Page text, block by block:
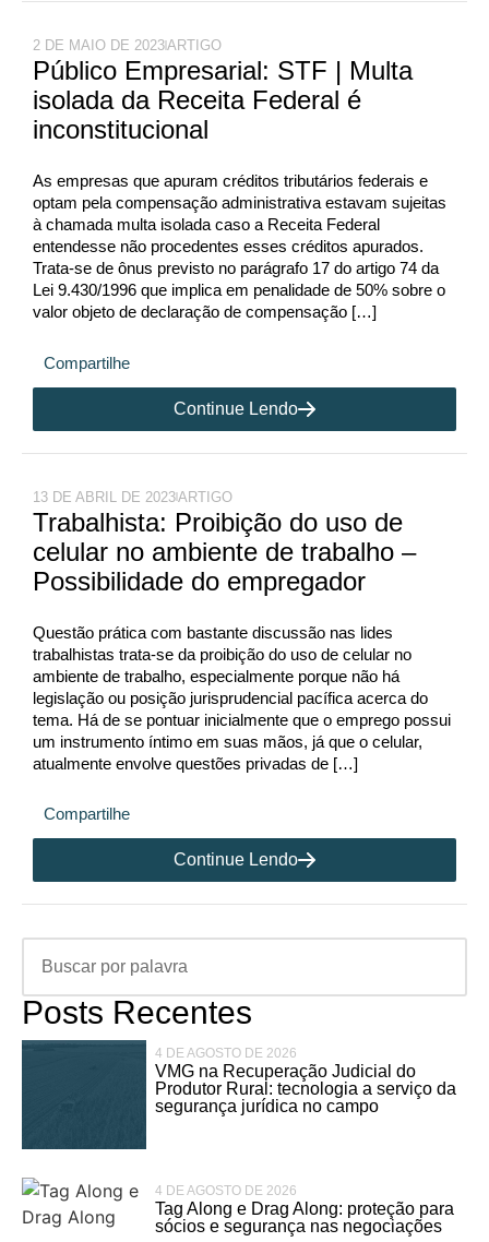
2 DE MAIO DE 2023ARTIGO
Público Empresarial: STF | Multa
isolada da Receita Federal é
inconstitucional
As empresas que apuram créditos tributários federais e
optam pela compensação administrativa estavam sujeitas
à chamada multa isolada caso a Receita Federal
entendesse não procedentes esses créditos apurados.
Trata-se de ônus previsto no parágrafo 17 do artigo 74 da
Lei 9.430/1996 que implica em penalidade de 50% sobre o
valor objeto de declaração de compensação […]
Compartilhe
Continue Lendo
13 DE ABRIL DE 2023ARTIGO
Trabalhista: Proibição do uso de
celular no ambiente de trabalho –
Possibilidade do empregador
Questão prática com bastante discussão nas lides
trabalhistas trata-se da proibição do uso de celular no
ambiente de trabalho, especialmente porque não há
legislação ou posição jurisprudencial pacífica acerca do
tema. Há de se pontuar inicialmente que o emprego possui
um instrumento íntimo em suas mãos, já que o celular,
atualmente envolve questões privadas de […]
Compartilhe
Continue Lendo
Posts Recentes
4 DE AGOSTO DE 2026
VMG na Recuperação Judicial do
Produtor Rural: tecnologia a serviço da
segurança jurídica no campo
4 DE AGOSTO DE 2026
Tag Along e Drag Along: proteção para
sócios e segurança nas negociações